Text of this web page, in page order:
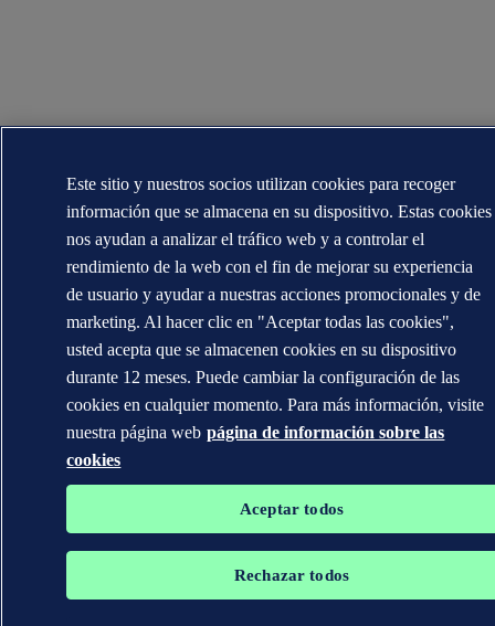
Este sitio y nuestros socios utilizan cookies para recoger
información que se almacena en su dispositivo. Estas cookies
nos ayudan a analizar el tráfico web y a controlar el
rendimiento de la web con el fin de mejorar su experiencia
de usuario y ayudar a nuestras acciones promocionales y de
marketing. Al hacer clic en "Aceptar todas las cookies",
usted acepta que se almacenen cookies en su dispositivo
durante 12 meses. Puede cambiar la configuración de las
cookies en cualquier momento. Para más información, visite
nuestra página web página de información sobre las
cookies
Aceptar todos
Rechazar todos